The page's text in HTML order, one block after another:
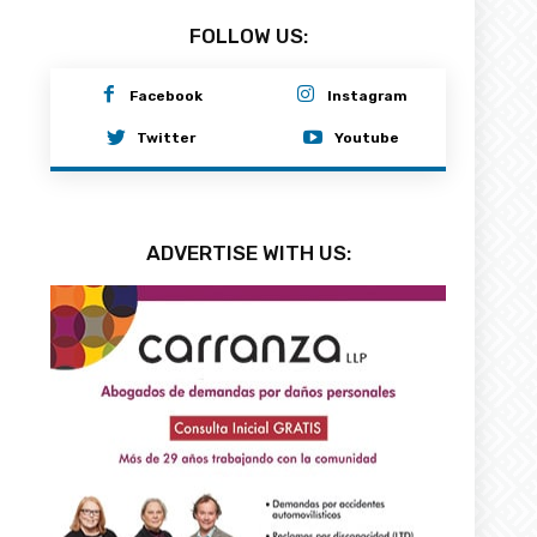
FOLLOW US:
Facebook Instagram
Twitter Youtube
ADVERTISE WITH US: